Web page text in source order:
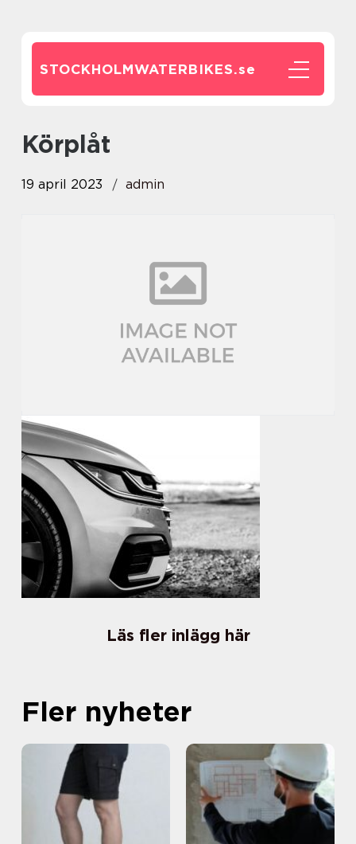
STOCKHOLMWATERBIKES.se
Körplåt
19 april 2023 admin
Läs fler inlägg här
Fler nyheter